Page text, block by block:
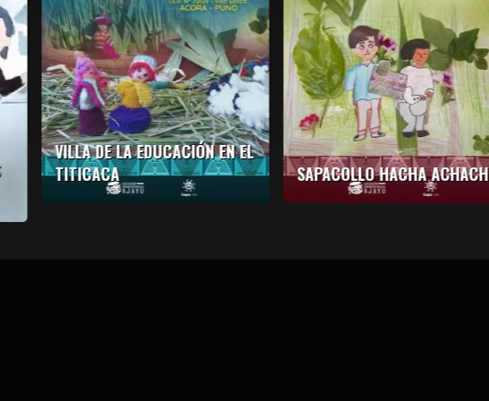
SAPACOLLO HACHA ACHACHILA
TEJIENDO NUESTROS